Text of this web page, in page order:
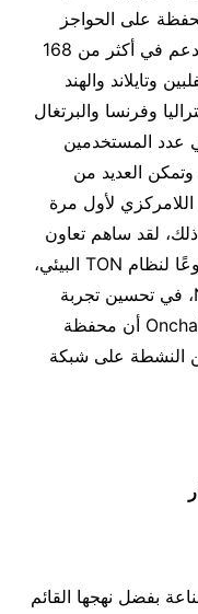
على الحواجز
الجغرافية والاقتصادية، حيث قدمت الدعم في أكثر من 168
وتايلاند والهند
وفرنسا والبرتغال
عدد المستخدمين
وتمكن العديد من
لأول مرة
لقد ساهم تعاون
محفظة بيتجيت مع أكثر من 50 مشروعًا لنظام TON البيئي،
مثل Catizen وTomarket وNotcoin، في تحسين تجربة
مستخدم Web3. حيث تظهر بيانات Onchain أن محفظة
من العناوين النشطة على شبكة
بفضل نهجها القائم